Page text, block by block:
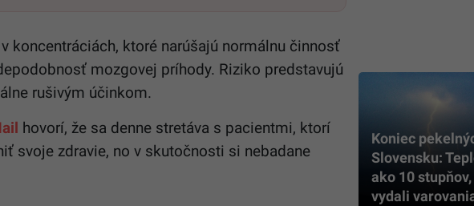
koncentráciách, ktoré narúšajú normálnu činnosť
mozgovej príhody. Riziko predstavujú
rušivým účinkom.
hovorí, že sa denne stretáva s pacientmi, ktorí
svoje zdravie, no v skutočnosti si nebadane
Koniec
Slovensku:
ako 10
vydali